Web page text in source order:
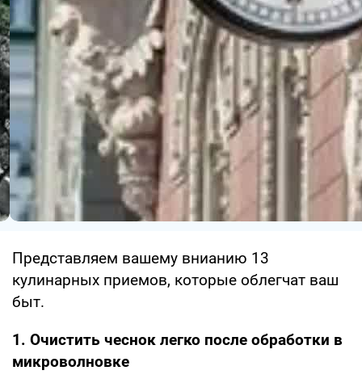
Представляем вашему внианию 13
кулинарных приемов, которые облегчат ваш
быт.
1. Очистить чеснок легко после обработки в
микроволновке